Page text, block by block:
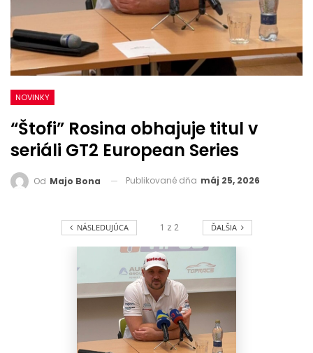
NOVINKY
“Štofi” Rosina obhajuje titul v
seriáli GT2 European Series
Od Majo Bona Publikované dňa máj 25, 2026
NÁSLEDUJÚCA 1 z 2 ĎALŠIA